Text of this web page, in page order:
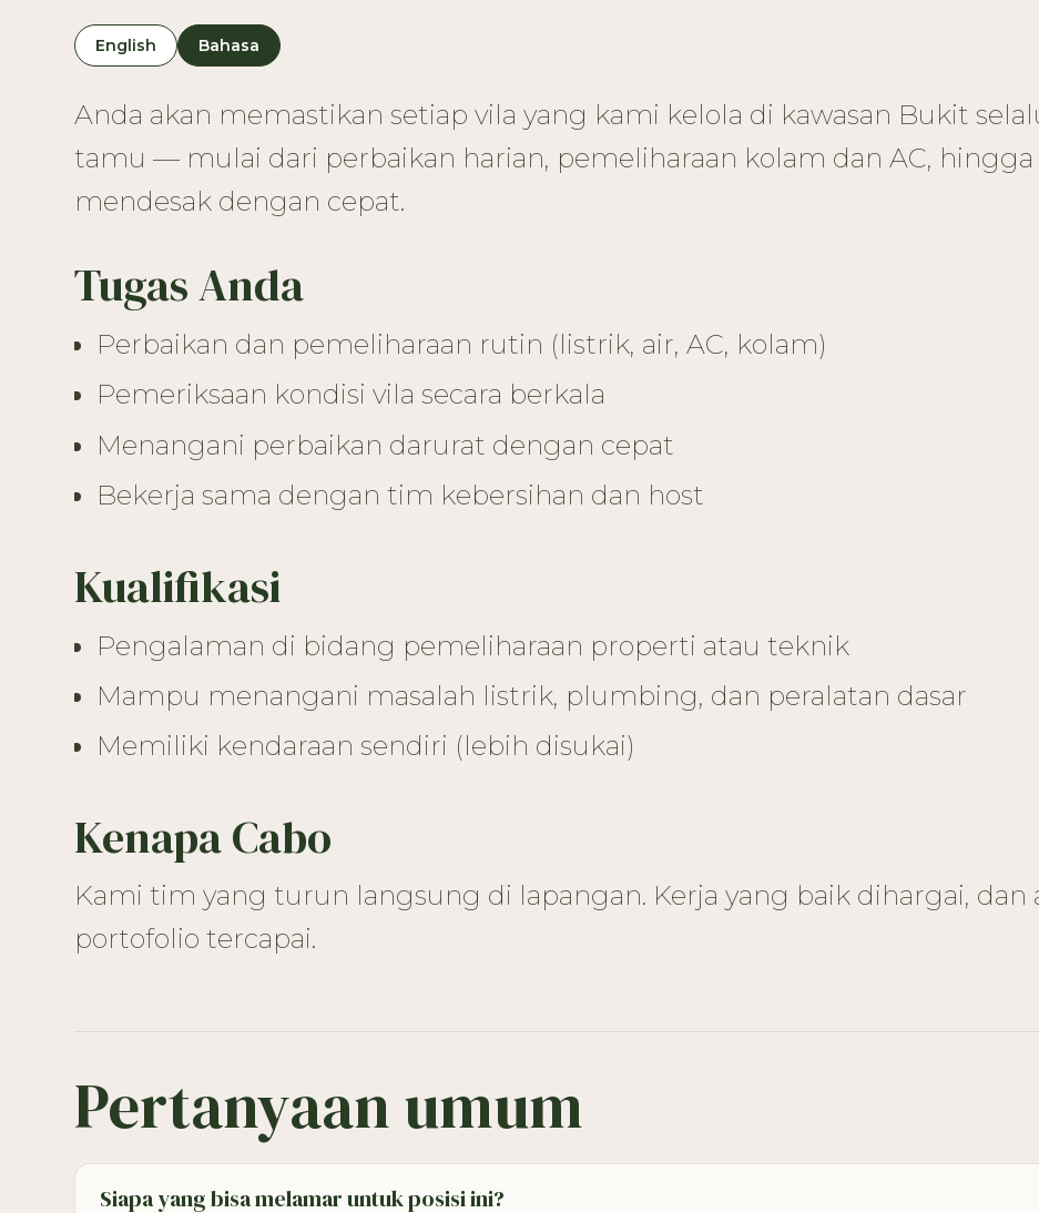
English Bahasa
Anda akan memastikan setiap vila yang kami kelola di kawasan Bukit
tamu — mulai dari perbaikan harian, pemeliharaan kolam dan AC,
mendesak dengan cepat.
Tugas Anda
Perbaikan dan pemeliharaan rutin (listrik, air, AC, kolam)
Pemeriksaan kondisi vila secara berkala
Menangani perbaikan darurat dengan cepat
Bekerja sama dengan tim kebersihan dan host
Kualifikasi
Pengalaman di bidang pemeliharaan properti atau teknik
Mampu menangani masalah listrik, plumbing, dan peralatan dasar
Memiliki kendaraan sendiri (lebih disukai)
Kenapa Cabo
Kami tim yang turun langsung di lapangan. Kerja yang baik dihargai, dan
portofolio tercapai.
Pertanyaan umum
Siapa yang bisa melamar untuk posisi ini?